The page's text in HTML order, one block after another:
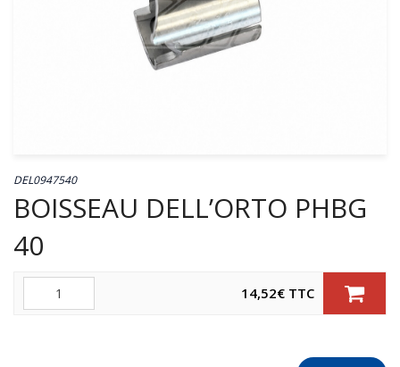
DEL0947540
BOISSEAU DELL’ORTO PHBG
40
14,52€ TTC